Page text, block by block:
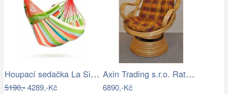
Houpací sedačka La Siesta DOMINGO - IN
5190,-4289,-Kč
Axin Trading s.r.o. Ratanové houpací…
6890,-Kč